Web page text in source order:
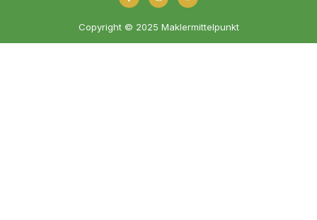
Copyright © 2025 Maklermittelpunkt